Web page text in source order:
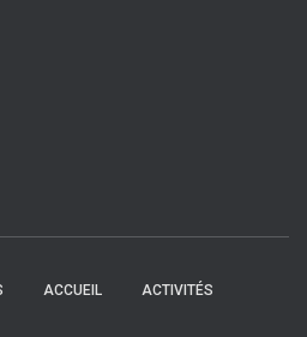
ACCUEIL ACTIVITÉS